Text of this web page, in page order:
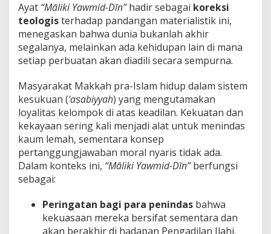
Ayat “Māliki Yawmid-Dīn”hadir sebagai koreksi
teologisterhadap pandangan materialistik ini,
menegaskan bahwa dunia bukanlah akhir
segalanya, melainkan ada kehidupan lain di mana
setiap perbuatan akan diadili secara sempurna.
Masyarakat Makkah pra-Islam hidup dalam sistem
kesukuan (‘aṣabiyyah) yang mengutamakan
loyalitas kelompok di atas keadilan. Kekuatan dan
kekayaan sering kali menjadi alat untuk menindas
kaum lemah, sementara konsep
pertanggungjawaban moral nyaris tidak ada.
Dalam konteks ini, “Māliki Yawmid-Dīn”berfungsi
sebagai:
Peringatan bagi para penindas bahwa
kekuasaan mereka bersifat sementara dan
akan berakhir di hadapan Pengadilan Ilahi.